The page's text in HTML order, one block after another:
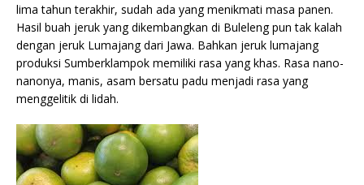
lima tahun terakhir, sudah ada yang menikmati masa panen.
Hasil buah jeruk yang dikembangkan di Buleleng pun tak kalah
dengan jeruk Lumajang dari Jawa. Bahkan jeruk lumajang
produksi Sumberklampok memiliki rasa yang khas. Rasa nano-
nanonya, manis, asam bersatu padu menjadi rasa yang
menggelitik di lidah.